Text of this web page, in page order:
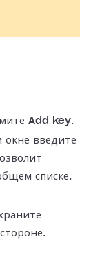
Add key.
введите
списке.